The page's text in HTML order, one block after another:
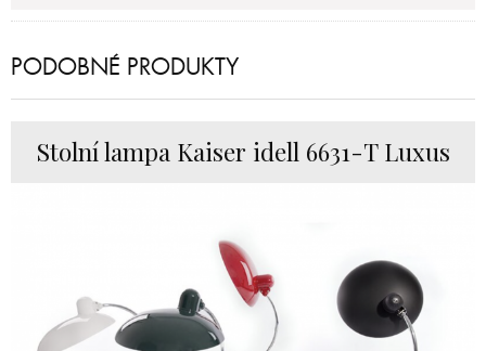
PODOBNÉ PRODUKTY
Stolní lampa Kaiser idell 6631-T Luxus